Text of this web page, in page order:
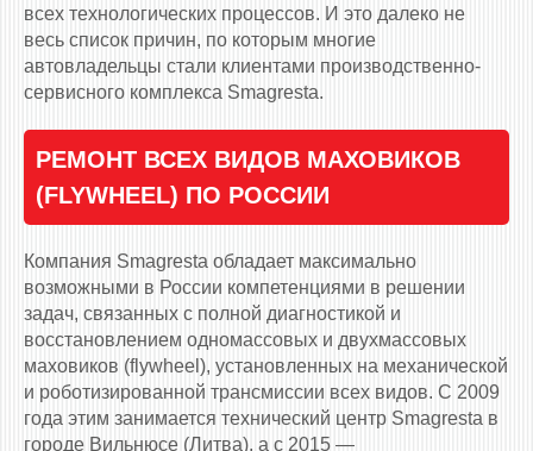
всех технологических процессов. И это далеко не
весь список причин, по которым многие
автовладельцы стали клиентами производственно-
сервисного комплекса Smagresta.
РЕМОНТ ВСЕХ ВИДОВ МАХОВИКОВ
(FLYWHEEL) ПО РОССИИ
Компания Smagresta обладает максимально
возможными в России компетенциями в решении
задач, связанных с полной диагностикой и
восстановлением одномассовых и двухмассовых
маховиков (flywheel), установленных на механической
и роботизированной трансмиссии всех видов. С 2009
года этим занимается технический центр Smagresta в
городе Вильнюсе (Литва), а с 2015 —